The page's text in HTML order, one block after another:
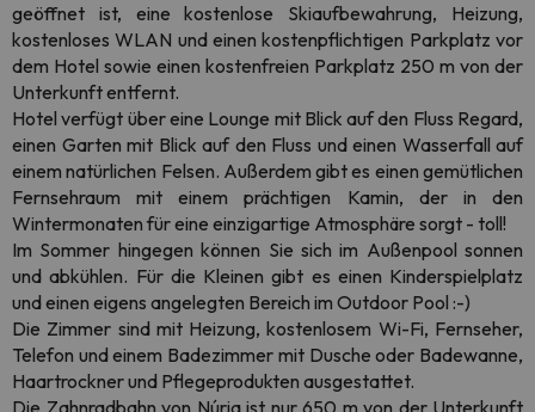
geöffnet ist, eine kostenlose Skiaufbewahrung, Heizung,
kostenloses WLAN und einen kostenpflichtigen Parkplatz vor
dem Hotel sowie einen kostenfreien Parkplatz 250 m von der
Unterkunft entfernt.
Hotel verfügt über eine Lounge mit Blick auf den Fluss Regard,
einen Garten mit Blick auf den Fluss und einen Wasserfall auf
einem natürlichen Felsen. Außerdem gibt es einen gemütlichen
Fernsehraum mit einem prächtigen Kamin, der in den
Wintermonaten für eine einzigartige Atmosphäre sorgt - toll!
Im Sommer hingegen können Sie sich im Außenpool sonnen
und abkühlen. Für die Kleinen gibt es einen Kinderspielplatz
und einen eigens angelegten Bereich im Outdoor Pool :-)
Die Zimmer sind mit Heizung, kostenlosem Wi-Fi, Fernseher,
Telefon und einem Badezimmer mit Dusche oder Badewanne,
Haartrockner und Pflegeprodukten ausgestattet.
Die Zahnradbahn von Núria ist nur 650 m von der Unterkunft